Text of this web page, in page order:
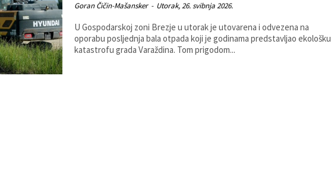
Goran Čičin-Mašansker - Utorak, 26. svibnja 2026.
U Gospodarskoj zoni Brezje u utorak je utovarena i odvezena na
oporabu posljednja bala otpada koji je godinama predstavljao ekološku
katastrofu grada Varaždina. Tom prigodom...